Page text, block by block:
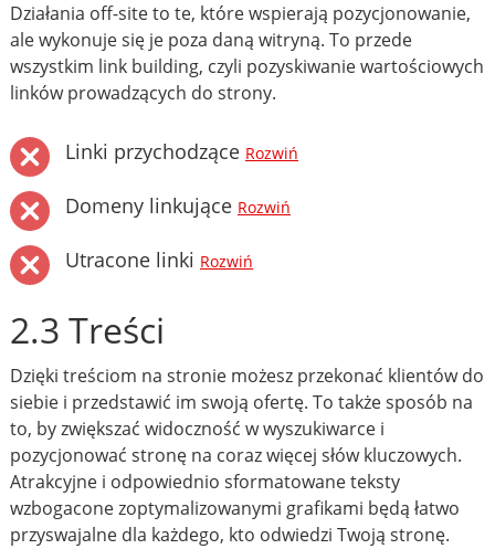
Działania off-site to te, które wspierają pozycjonowanie,
ale wykonuje się je poza daną witryną. To przede
wszystkim link building, czyli pozyskiwanie wartościowych
linków prowadzących do strony.
Linki przychodzące Rozwiń
Domeny linkujące Rozwiń
Utracone linki Rozwiń
2.3 Treści
Dzięki treściom na stronie możesz przekonać klientów do
siebie i przedstawić im swoją ofertę. To także sposób na
to, by zwiększać widoczność w wyszukiwarce i
pozycjonować stronę na coraz więcej słów kluczowych.
Atrakcyjne i odpowiednio sformatowane teksty
wzbogacone zoptymalizowanymi grafikami będą łatwo
przyswajalne dla każdego, kto odwiedzi Twoją stronę.